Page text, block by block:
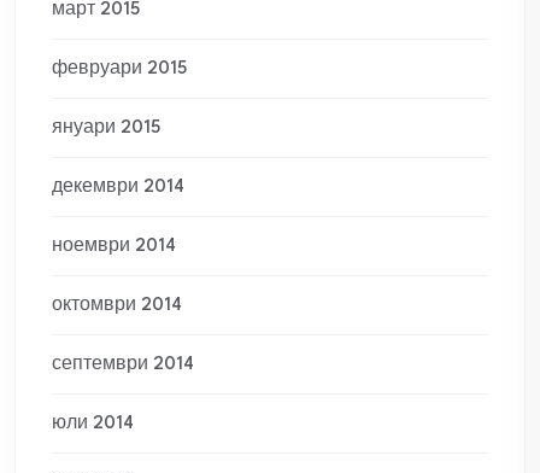
март 2015
февруари 2015
януари 2015
декември 2014
ноември 2014
октомври 2014
септември 2014
юли 2014